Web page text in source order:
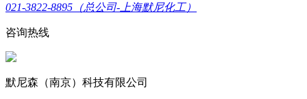
021-3822-8895（总公司-上海默尼化工）
咨询热线
默尼森（南京）科技有限公司